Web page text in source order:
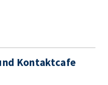
Kontaktcafe